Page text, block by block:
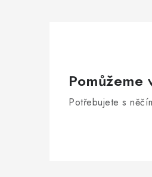
Pomůžeme
Potřebujete s